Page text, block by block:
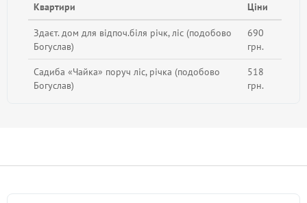
Квартири Ціни
Здаєт. дом для відпоч.біля річк, ліс (подобово
Богуслав)
690
грн.
Садиба «Чайка» поруч ліс, річка (подобово
Богуслав)
518
грн.